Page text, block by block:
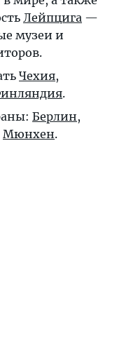
Лейпцига —
музеи и
Чехия,
.
Берлин,
Мюнхен.